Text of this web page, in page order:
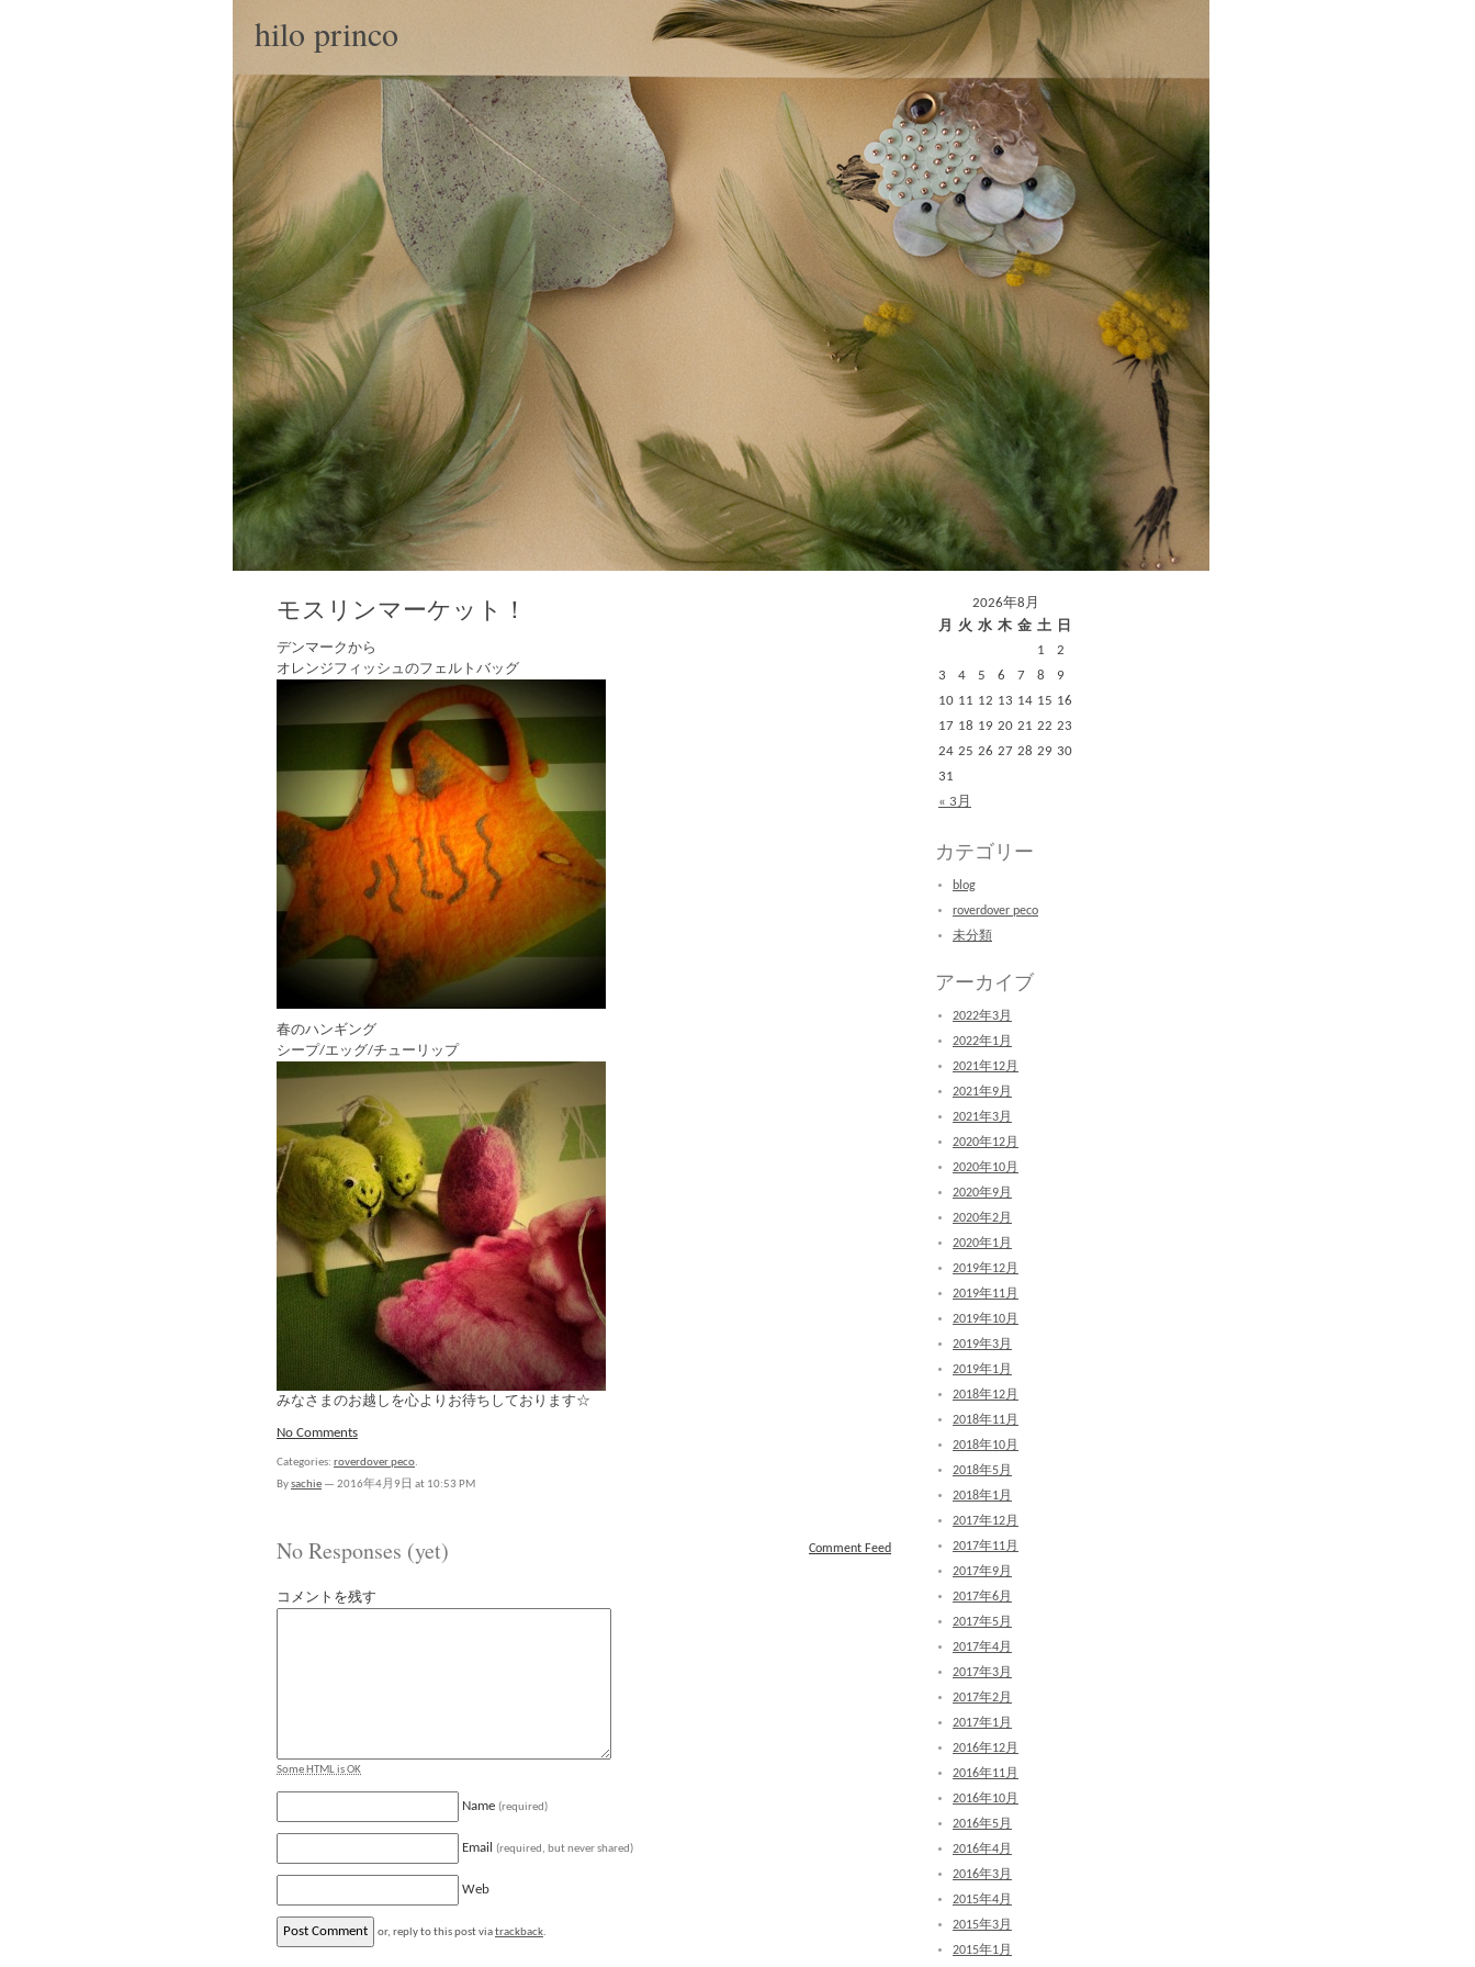
hilo princo
モスリンマーケット！
デンマークから
オレンジフィッシュのフェルトバッグ
春のハンギング
シープ/エッグ/チューリップ
みなさまのお越しを心よりお待ちしております☆
No Comments
Categories: roverdover peco.
Bysachie — 2016年4月9日 at 10:53 PM
Comment Feed
No Responses (yet)
コメントを残す
Some HTML is OK
Name (required)
Email (required, but never shared)
Web
or, reply to this post viatrackback.
2026年8月
月
火 水 木 金 土 日
« 3月
1
2
3
4 5 6 7 8
9
10 11 12 13 14 15 16
17 18 19 20 21 22 23
24 25 26 27 28 29 30
31
カテゴリー
blog
roverdover peco
未分類
アーカイブ
2022年3月
2022年1月
2021年12月
2021年9月
2021年3月
2020年12月
2020年10月
2020年9月
2020年2月
2020年1月
2019年12月
2019年11月
2019年10月
2019年3月
2019年1月
2018年12月
2018年11月
2018年10月
2018年5月
2018年1月
2017年12月
2017年11月
2017年9月
2017年6月
2017年5月
2017年4月
2017年3月
2017年2月
2017年1月
2016年12月
2016年11月
2016年10月
2016年5月
2016年4月
2016年3月
2015年4月
2015年3月
2015年1月